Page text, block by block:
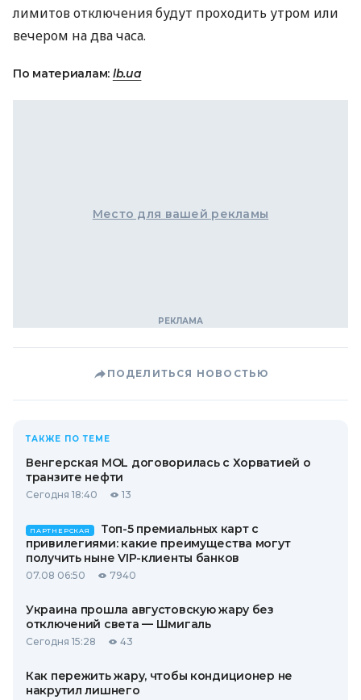
лимитов отключения будут проходить утром или
вечером на два часа.
По материалам: lb.ua
Место для вашей рекламы
ПОДЕЛИТЬСЯ НОВОСТЬЮ
ТАКЖЕ ПО ТЕМЕ
Венгерская MOL договорилась с Хорватией о
транзите нефти
Сегодня 18:40 13
ПАРТНЕРСКАЯ
Топ-5 премиальных карт с
привилегиями: какие преимущества могут
получить ныне VIP-клиенты банков
07.08 06:50 7940
Украина прошла августовскую жару без
отключений света — Шмигаль
Сегодня 15:28 43
Как пережить жару, чтобы кондиционер не
накрутил лишнего